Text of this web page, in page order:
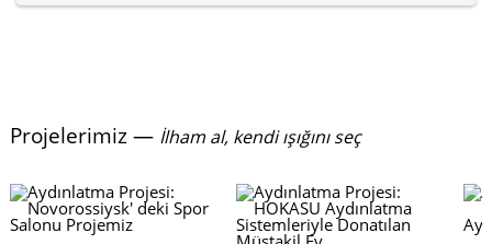
Projelerimiz — İlham al, kendi ışığını seç